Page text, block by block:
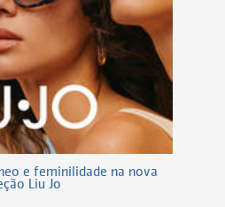
e feminilidade na nova
Liu Jo